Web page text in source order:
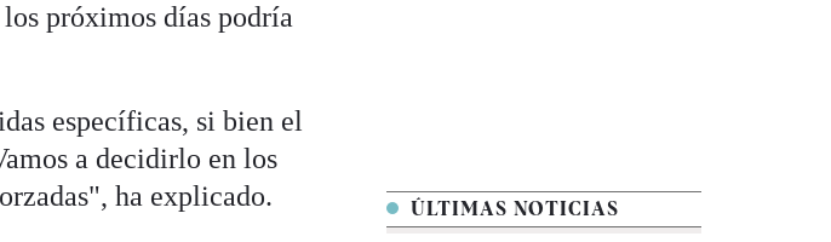
próximos días podría
específicas, si bien el
a decidirlo en los
ha explicado.
ÚLTIMAS NOTICIAS